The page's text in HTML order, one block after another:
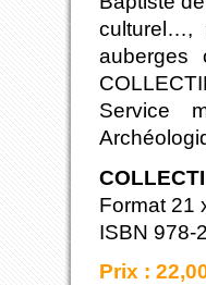
culturel…,
Service
Format 21
ISBN 978-
Prix :